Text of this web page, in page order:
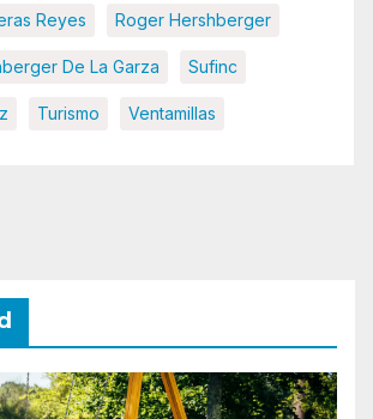
Reyes Roger Hershberger
De La Garza Sufinc
Turismo Ventamillas